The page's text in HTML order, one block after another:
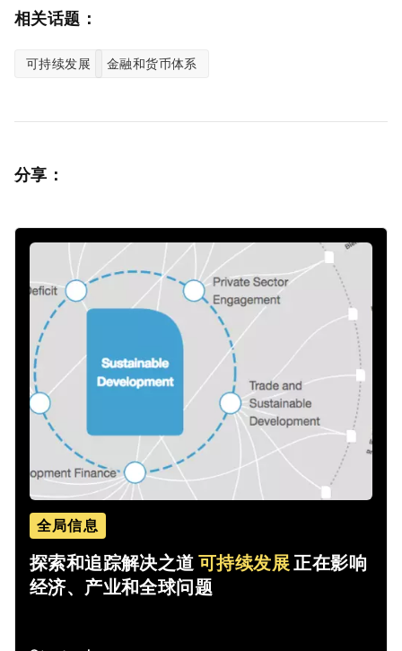
相关话题：
可持续发展 金融和货币体系
分享：
全局信息
探索和追踪解决之道 可持续发展 正在影响
经济、产业和全球问题